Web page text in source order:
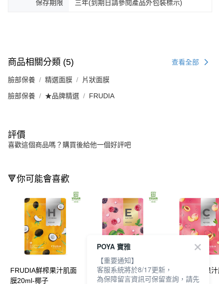
保存期限 三年(到期日請參閱產品外包裝標示)
商品相關分類 (5) 查看全部
臉部保養 精選面膜 片狀面膜
臉部保養 ★品牌精選 FRUDIA
評價
喜歡這個商品嗎？購買後給他一個好評吧
🔻你可能會喜歡
FRUDIA鮮榨果汁肌面
膜20ml-椰子
FRUDIA鮮榨果汁肌面
膜20ml-覆盆子
FRUDIA鮮榨果
膜20ml-蜜桃
POYA 寶雅
【重要通知】
客服系統將於8/17更新，
為保障留言資訊可保留查詢，請先